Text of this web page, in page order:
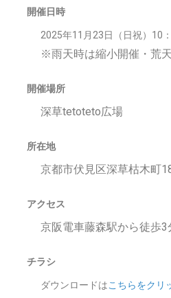
開催日時
2025年11月23日（日祝）10
※雨天時は縮小開催・荒
開催場所
深草tetoteto広場
所在地
京都市伏見区深草枯木町
アクセス
京阪電車藤森駅から徒歩3
チラシ
ダウンロードはこちらをクリ